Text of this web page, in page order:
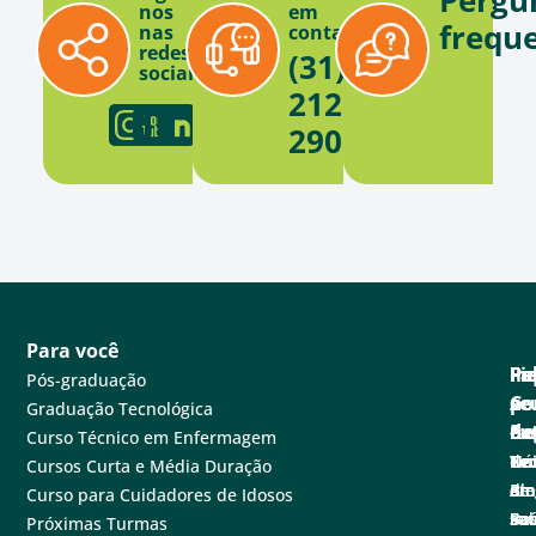
nos
nas
redes
sociais
em
contato
(31)
2121-
2900
Para você
Pós-graduação
Graduação Tecnológica
Curso Técnico em Enfermagem
Cursos Curta e Média Duração
Curso para Cuidadores de Idosos
Próximas Turmas
em
e
de
de
A
A